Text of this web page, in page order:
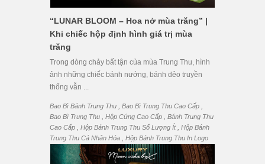
“LUNAR BLOOM – Hoa nở mùa trăng” |
Khi chiếc hộp định hình giá trị mùa
trăng
Trong dòng chảy bất tận của mùa Trung Thu, hình
ảnh những chiếc bánh nướng, bánh dẻo truyền
thống vẫn ...
Bao Bì Bánh Trung Thu , Bao Bì Trung Thu Cao Cấp ,
Bao Bì Trung Thu , Hộp Cứng Cao Cấp , Bánh Trung Thu
Cao Cấp , Hộp Bánh Trung Thu Số Lượng Ít, Hộp Bánh
Trung Thu Cá Nhân Hóa , Hộp Bánh Trung Thu In Logo